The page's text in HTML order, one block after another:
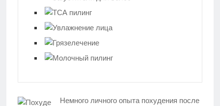
Немного личного опыта похудения после